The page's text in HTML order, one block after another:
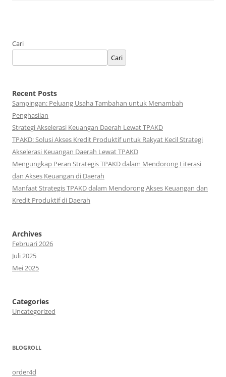
Cari
Cari
Recent Posts
Sampingan: Peluang Usaha Tambahan untuk Menambah
Penghasilan
Strategi Akselerasi Keuangan Daerah Lewat TPAKD
TPAKD: Solusi Akses Kredit Produktif untuk Rakyat Kecil Strategi
Akselerasi Keuangan Daerah Lewat TPAKD
Mengungkap Peran Strategis TPAKD dalam Mendorong Literasi
dan Akses Keuangan di Daerah
Manfaat Strategis TPAKD dalam Mendorong Akses Keuangan dan
Kredit Produktif di Daerah
Archives
Februari 2026
Juli 2025
Mei 2025
Categories
Uncategorized
BLOGROLL
order4d